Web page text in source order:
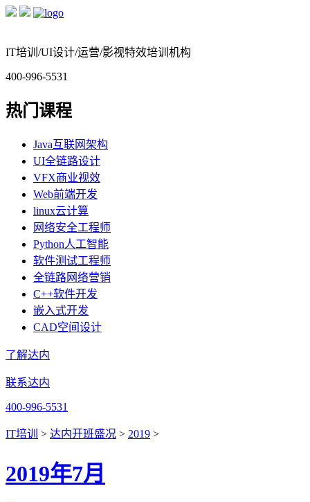
IT培训/UI设计/运营/影视特效培训机构
400-996-5531
热门课程
Java互联网架构
UI全链路设计
VFX商业视效
Web前端开发
linux云计算
网络安全工程师
Python人工智能
软件测试工程师
全链路网络营销
C++软件开发
嵌入式开发
CAD空间设计
了解达内
联系达内
400-996-5531
IT培训 > 达内开班盛况 > 2019 >
2019年7月